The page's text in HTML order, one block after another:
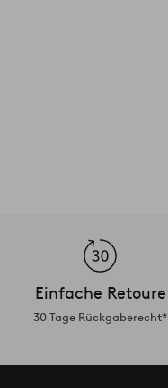
Einfache Retoure
30 Tage Rückgaberecht*